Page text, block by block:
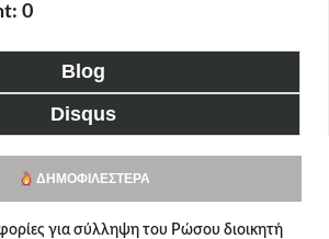
0
Blog
Disqus
ΔΗΜΟΦΙΛΈΣΤΕΡΑ
για σύλληψη του Ρώσου διοικητή